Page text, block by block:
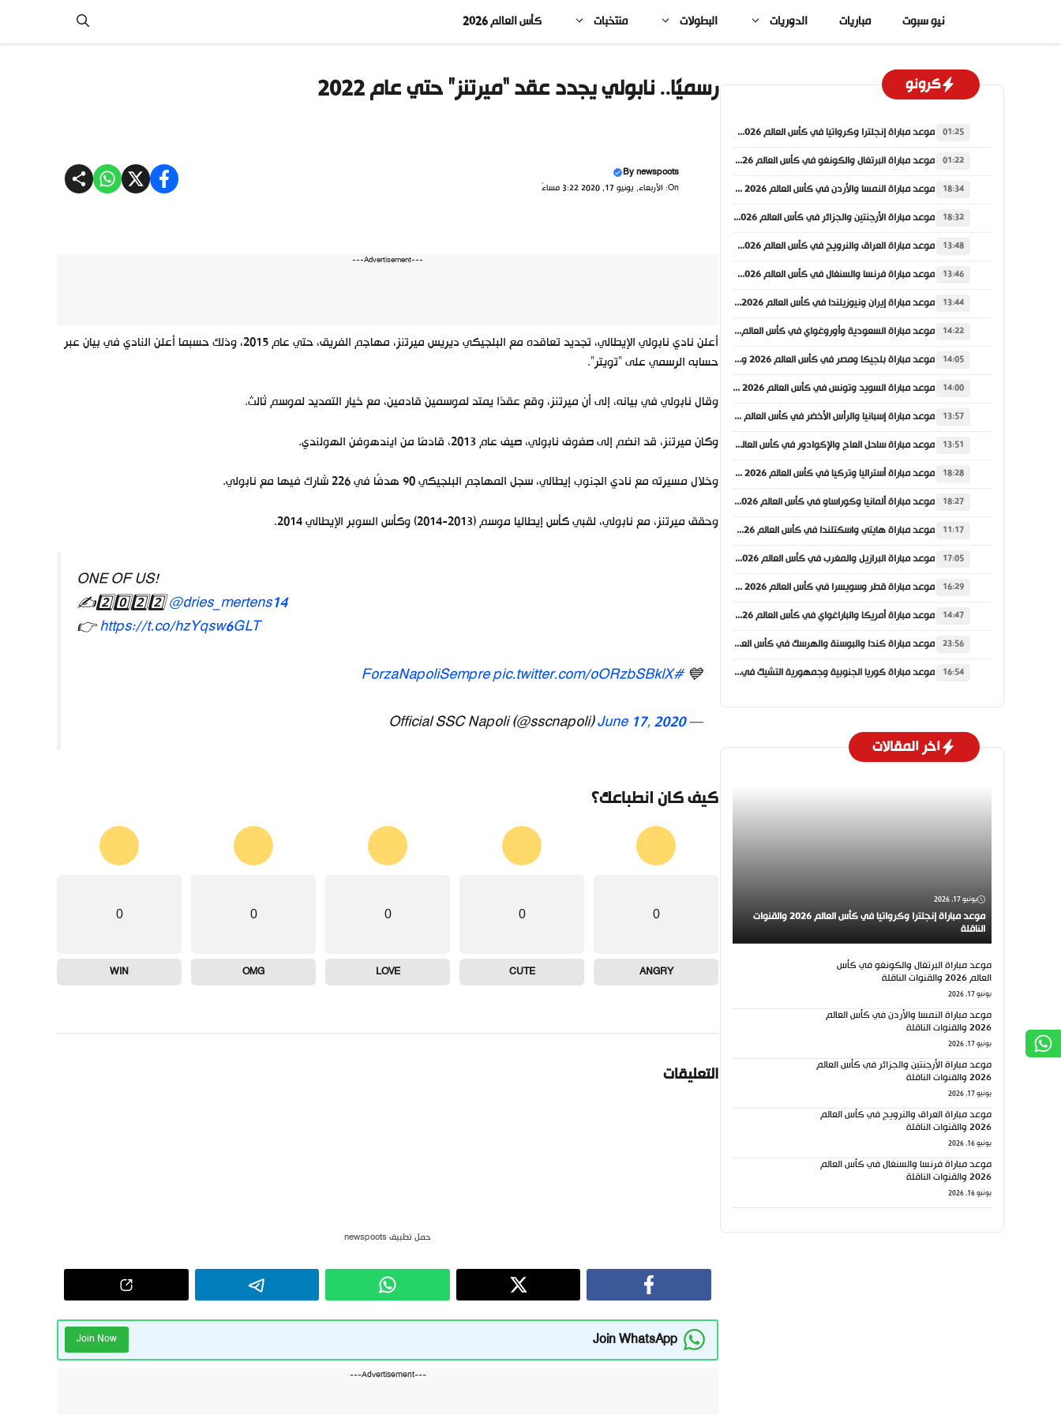
المحتوى
نيو سبوت مباريات الدوريات البطولات منتخبات كأس العالم 2026
رسميًا.. نابولي يجدد عقد “ميرتنز” حتي عام 2022
Bynewspoots
On: الأربعاء, يونيو 17, 2020 3:22 مساءً
---Advertisement---
أعلن نادي نابولي الإيطالي، تجديد تعاقده مع البلجيكي ديريس ميرتنز، مهاجم الفريق، حتي عام 2015، وذلك حسبما أعلن النادي في بيان عبر
حسابه الرسمي على “تويتر”.
وقال نابولي في بيانه، إلى أن ميرتنز، وقع عقدًا يمتد لموسمين قادمين، مع خيار التمديد لموسم ثالث.
وكان ميرتنز، قد انضم إلى صفوف نابولي، صيف عام 2013، قادمًا من ايندهوفن الهولندي.
وخلال مسيرته مع نادي الجنوب إيطالي، سجل المهاجم البلجيكي 90 هدفًا في 226 شارك فيها مع نابولي.
وحقق ميرتنز، مع نابولي، لقبي كأس إيطاليا موسم (2013-2014) وكأس السوبر الإيطالي 2014.
ONE OF US!
✍️2️⃣0️⃣2️⃣2️⃣@dries_mertens14
👉https://t.co/hzYqsw6GLT
💙
#ForzaNapoliSempre
pic.twitter.com/oORzbSBklX
— Official SSC Napoli (@sscnapoli)
June 17, 2020
كيف كان انطباعك؟
0
ANGRY
0
CUTE
0
LOVE
0
OMG
0
WIN
التعليقات
حمل تطبيق newspoots
Join WhatsApp
Join Now
---Advertisement---
كرونو
01:25 موعد مباراة إنجلترا وكرواتيا في كأس العالم 2026 والقنوات الناقلة
01:22 موعد مباراة البرتغال والكونغو في كأس العالم 2026 والقنوات الناقلة
18:34 موعد مباراة النمسا والأردن في كأس العالم 2026 والقنوات الناقلة
18:32 موعد مباراة الأرجنتين والجزائر في كأس العالم 2026 والقنوات الناقلة
13:48 موعد مباراة العراق والنرويج في كأس العالم 2026 والقنوات الناقلة
13:46 موعد مباراة فرنسا والسنغال في كأس العالم 2026 والقنوات الناقلة
13:44 موعد مباراة إيران ونيوزيلندا في كأس العالم 2026 والقنوات الناقلة
14:22 موعد مباراة السعودية وأوروغواي في كأس العالم 2026 والقنوات الناقلة
14:05 موعد مباراة بلجيكا ومصر في كأس العالم 2026 والقنوات الناقلة
14:00 موعد مباراة السويد وتونس في كأس العالم 2026 والقنوات الناقلة
13:57 موعد مباراة إسبانيا والرأس الأخضر في كأس العالم 2026 والقنوات الناقلة
13:51 موعد مباراة ساحل العاج والإكوادور في كأس العالم 2026 والقنوات الناقلة
18:28 موعد مباراة أستراليا وتركيا في كأس العالم 2026 والقنوات الناقلة
18:27 موعد مباراة ألمانيا وكوراساو في كأس العالم 2026 والقنوات الناقلة
11:17 موعد مباراة هايتي واسكتلندا في كأس العالم 2026 والقنوات الناقلة
17:05 موعد مباراة البرازيل والمغرب في كأس العالم 2026 والقنوات الناقلة
16:29 موعد مباراة قطر وسويسرا في كأس العالم 2026 والقنوات الناقلة
14:47 موعد مباراة أمريكا والباراغواي في كأس العالم 2026 والقنوات الناقلة
23:56 موعد مباراة كندا والبوسنة والهرسك في كأس العالم 2026 والقنوات الناقلة
16:54 موعد مباراة كوريا الجنوبية وجمهورية التشيك في كأس العالم 2026 والقنوات الناقلة
اخر المقالات
يونيو 17, 2026
موعد مباراة إنجلترا وكرواتيا في كأس العالم 2026 والقنوات
الناقلة
موعد مباراة البرتغال والكونغو في كأس
العالم 2026 والقنوات الناقلة
يونيو 17, 2026
موعد مباراة النمسا والأردن في كأس العالم
2026 والقنوات الناقلة
يونيو 17, 2026
موعد مباراة الأرجنتين والجزائر في كأس العالم
2026 والقنوات الناقلة
يونيو 17, 2026
موعد مباراة العراق والنرويج في كأس العالم
2026 والقنوات الناقلة
يونيو 16, 2026
موعد مباراة فرنسا والسنغال في كأس العالم
2026 والقنوات الناقلة
يونيو 16, 2026